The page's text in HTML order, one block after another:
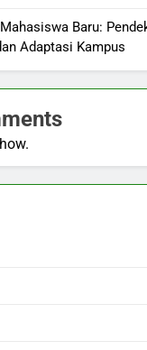
Baru:
Adaptasi Kampus